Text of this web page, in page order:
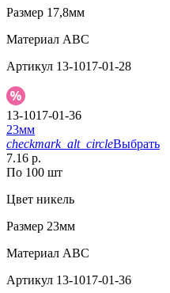
Размер 17,8мм
Материал АВС
Артикул 13-1017-01-28
13-1017-01-36
23мм
checkmark_alt_circleВыбрать
7.16 р.
По 100 шт
Цвет никель
Размер 23мм
Материал АВС
Артикул 13-1017-01-36